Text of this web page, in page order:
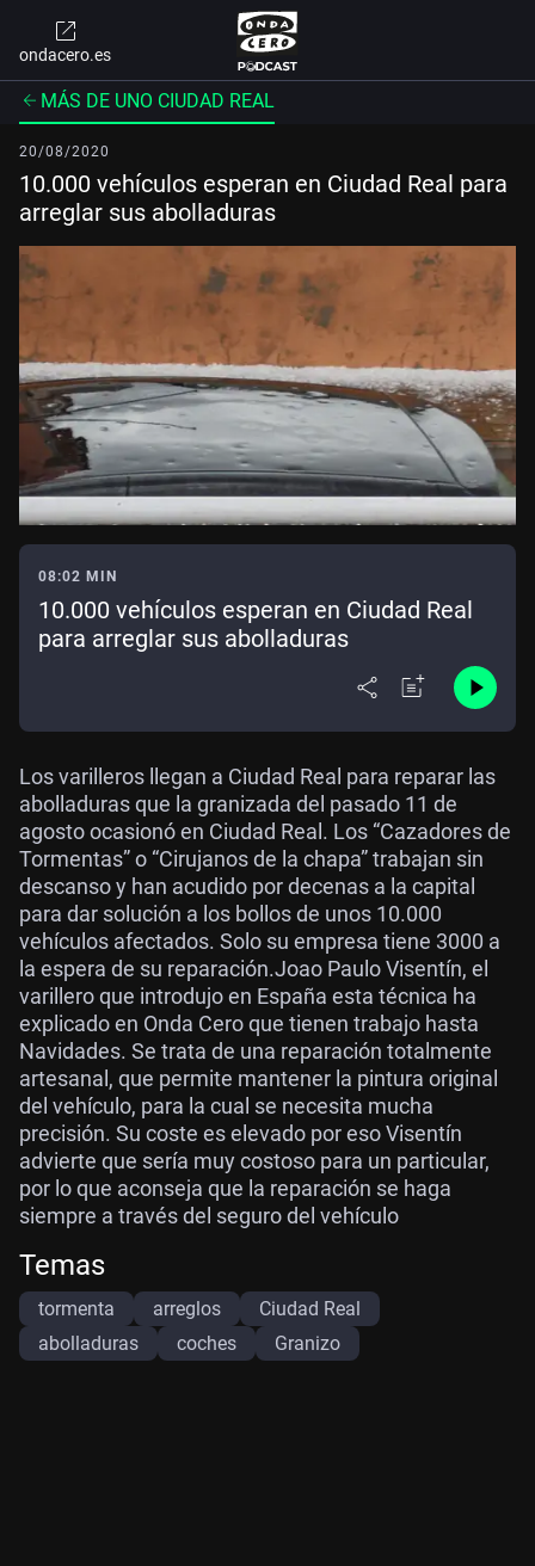
ondacero.es
MÁS DE UNO CIUDAD REAL
20/08/2020
10.000 vehículos esperan en Ciudad Real para
arreglar sus abolladuras
08:02 MIN
10.000 vehículos esperan en Ciudad Real
para arreglar sus abolladuras
Los varilleros llegan a Ciudad Real para reparar las
abolladuras que la granizada del pasado 11 de
agosto ocasionó en Ciudad Real. Los “Cazadores de
Tormentas” o “Cirujanos de la chapa” trabajan sin
descanso y han acudido por decenas a la capital
para dar solución a los bollos de unos 10.000
vehículos afectados. Solo su empresa tiene 3000 a
la espera de su reparación.Joao Paulo Visentín, el
varillero que introdujo en España esta técnica ha
explicado en Onda Cero que tienen trabajo hasta
Navidades. Se trata de una reparación totalmente
artesanal, que permite mantener la pintura original
del vehículo, para la cual se necesita mucha
precisión. Su coste es elevado por eso Visentín
advierte que sería muy costoso para un particular,
por lo que aconseja que la reparación se haga
siempre a través del seguro del vehículo
Temas
tormenta arreglos
Ciudad Real
abolladuras
coches Granizo